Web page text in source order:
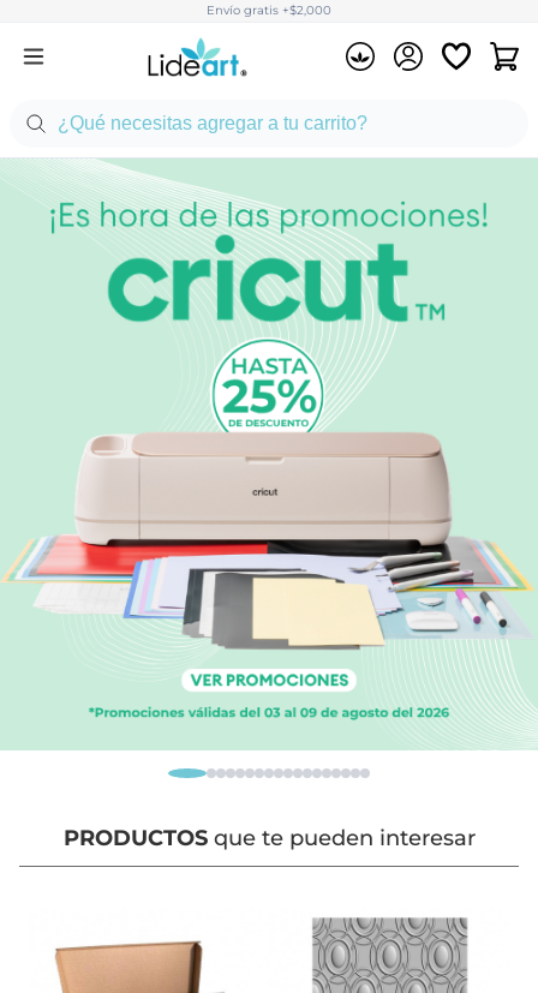
Envío gratis +$2,000
PRODUCTOSque te pueden interesar